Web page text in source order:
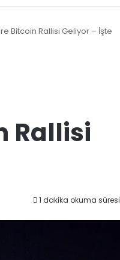
Bitcoin Rallisi Geliyor – İşte
Rallisi
1 dakika okuma süresi